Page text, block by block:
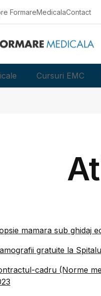
FormareMedicalaContact
Cursuri EMC
mamara sub ghidaj
gratuite la
cadru (Norme